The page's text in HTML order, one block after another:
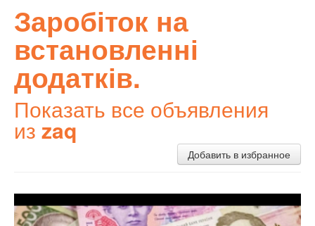
Заробіток на
встановленні
додатків.
Показать все объявления
из zaq
Добавить в избранное